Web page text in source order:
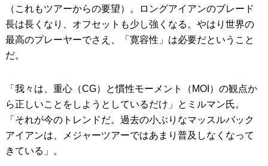
（これもツアーからの要望）。ロングアイアンのブレード
長は長くなり、オフセットも少し強くなる。やはり世界の
最高のプレーヤーでさえ、「寛容性」は必要だということ
だ。
「我々は、重心（CG）と慣性モーメント（MOI）の観点か
ら正しいことをしようとしているだけ」とミルマン氏。
「それが今のトレンドだ。過去の小ぶりなマッスルバック
アイアンは、メジャーツアーではあまり普及しなくなって
きている」。